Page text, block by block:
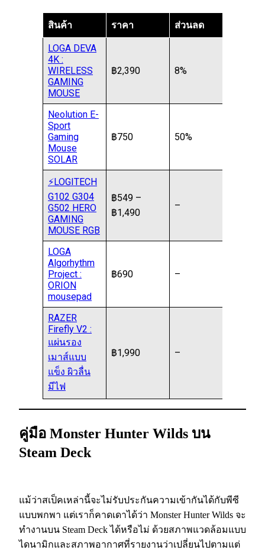
สินค้า ราคา ส่วนลด
LOGA DEVA
4K :
WIRELESS
GAMING
MOUSE
฿2,390 8%
Neolution E-
Sport
Gaming
Mouse
SOLAR
฿750 50%
⚡️LOGITECH
G102 G304
G502 HERO
GAMING
MOUSE RGB
฿549 –
฿1,490
–
LOGA
Algorhythm
Project :
ORION
mousepad
฿690 –
RAZER
Firefly V2 :
แผ่นรอง
เมาส์แบบ
แข็ง ผิวลื่น
มีไฟ
฿1,990 –
คู่มือ Monster Hunter Wilds บน
Steam Deck
แม้ว่าสเป็คเหล่านี้จะไม่รับประกันความเข้ากันได้กับพีซี
แบบพกพา แต่เราก็คาดเดาได้ว่า Monster Hunter Wilds จะ
ทำงานบน Steam Deck ได้หรือไม่ ด้วยสภาพแวดล้อมแบบ
ไดนามิกและสภาพอากาศที่รายงานว่าเปลี่ยนไปตามแต่